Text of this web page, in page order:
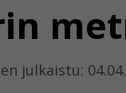
julkaistu: